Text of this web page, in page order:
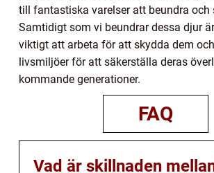
till fantastiska varelser att beundra och
Samtidigt som vi beundrar dessa djur
viktigt att arbeta för att skydda dem
livsmiljöer för att säkerställa deras
kommande generationer.
FAQ
Vad är skillnaden